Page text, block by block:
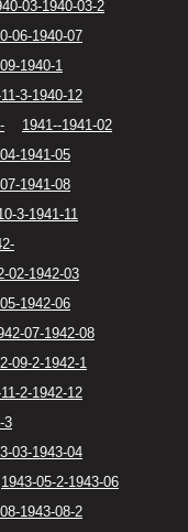
03-1940-03-2
06-1940-07
1940-1
3-1940-12
1941--1941-02
1941-05
1941-08
3-1941-11
02-1942-03
1942-06
07-1942-08
09-2-1942-1
2-1942-12
3
03-1943-04
1943-05-2-1943-06
1943-08-2